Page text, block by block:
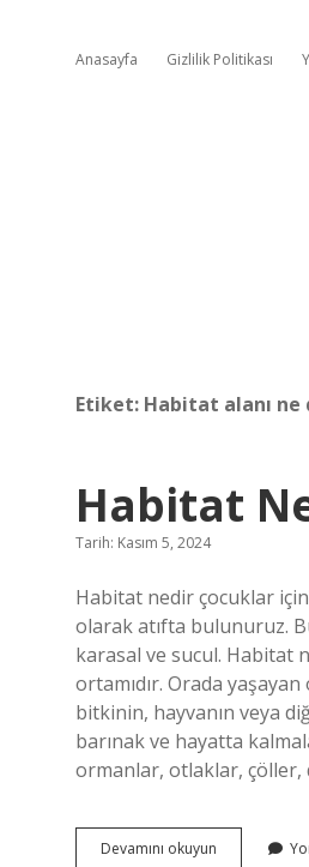
Anasayfa Gizlilik Politikası
Etiket: Habitat alanı ne
Habitat
Tarih: Kasım 5, 2024
Habitat nedir çocuklar
olarak atıfta bulunuruz.
karasal ve sucul. Habitat
ortamıdır. Orada
bitkinin, hayvanın veya
barınak ve hayatta
ormanlar, otlaklar,
Devamını okuyun